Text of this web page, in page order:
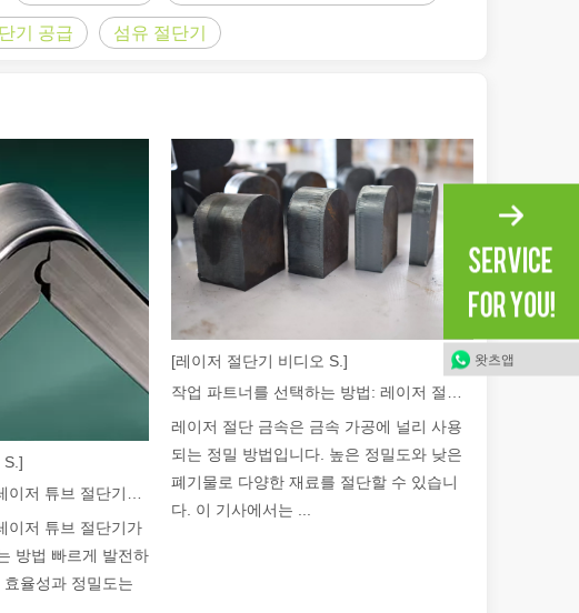
밀도는 더 이상 '경쟁 우위'가 아니라 생존을 위한 요구 사항입니다. 귀하의 작
수 있습니다. 이 블로그 게시물에서는 레이저 튜브 절단에 관한 가장 일반적인
기 공급 섬유 절단기
S.]
이저 튜브 절단기가
방법 빠르게 발전하
율성과 정밀도는
[레이저 절단기 비디오 S.]
작업 파트너를 선택하는 방법: 레이저 절단기
레이저 절단 금속은 금속 가공에 널리 사용
되는 정밀 방법입니다. 높은 정밀도와 낮은
폐기물로 다양한 재료를 절단할 수 있습니
다. 이 기사에서는 ...
왓츠앱